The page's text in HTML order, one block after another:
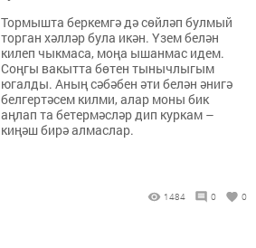
Тормышта беркемгә дә сөйләп булмый
торган хәлләр була икән. Үзем белән
килеп чыкмаса, моңа ышанмас идем.
Соңгы вакытта бөтен тынычлыгым
югалды. Аның сәбәбен әти белән әнигә
белгертәсем килми, алар моны бик
аңлап та бетермәсләр дип куркам –
киңәш бирә алмаслар.
1484 0 0